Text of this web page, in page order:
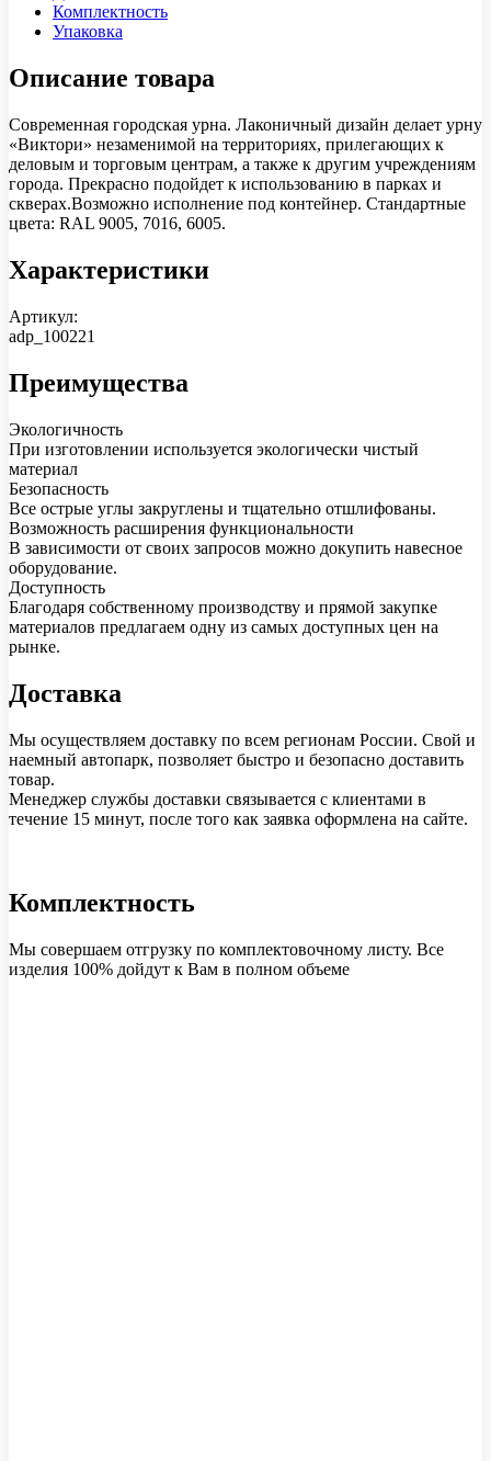
Комплектность
Упаковка
Описание товара
Современная городская урна. Лаконичный дизайн делает урну
«Виктори» незаменимой на территориях, прилегающих к
деловым и торговым центрам, а также к другим учреждениям
города. Прекрасно подойдет к использованию в парках и
скверах.Возможно исполнение под контейнер. Стандартные
цвета: RAL 9005, 7016, 6005.
Характеристики
Артикул:
adp_100221
Преимущества
Экологичность
При изготовлении используется экологически чистый
материал
Безопасность
Все острые углы закруглены и тщательно отшлифованы.
Возможность расширения функциональности
В зависимости от своих запросов можно докупить навесное
оборудование.
Доступность
Благодаря собственному производству и прямой закупке
материалов предлагаем одну из самых доступных цен на
рынке.
Доставка
Мы осуществляем доставку по всем регионам России. Свой и
наемный автопарк, позволяет быстро и безопасно доставить
товар.
Менеджер службы доставки связывается с клиентами в
течение 15 минут, после того как заявка оформлена на сайте.
Комплектность
Мы совершаем отгрузку по комплектовочному листу. Все
изделия 100% дойдут к Вам в полном объеме